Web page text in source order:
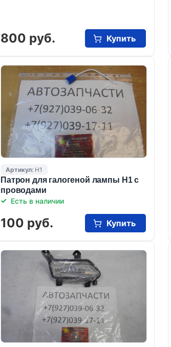
800 руб. Купить
Артикул: Н1
Патрон для галогеной лампы Н1 с
проводами
Есть в наличии
100 руб. Купить